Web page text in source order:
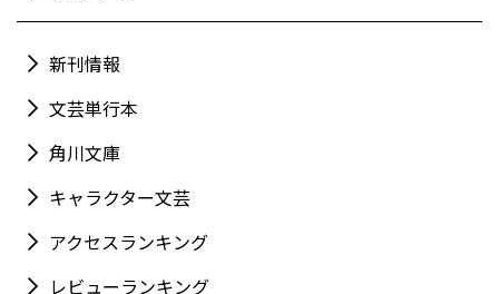
新刊情報
文芸単行本
角川文庫
キャラクター文芸
アクセスランキング
レビューランキング